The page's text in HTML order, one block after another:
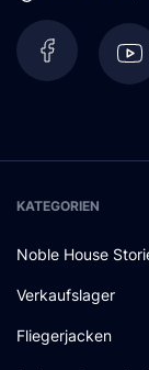
KATEGORIEN
Noble House
Verkaufslager
Fliegerjacken